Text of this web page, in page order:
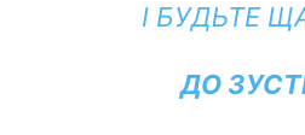
І БУДЬТЕ
ДО